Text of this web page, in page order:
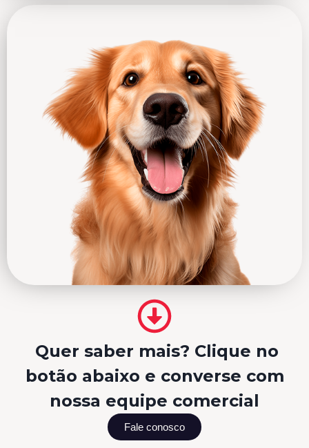
Quer saber mais? Clique no
botão abaixo e converse com
nossa equipe comercial
Fale conosco